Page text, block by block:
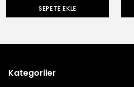
SEPETE EKLE
Kategoriler